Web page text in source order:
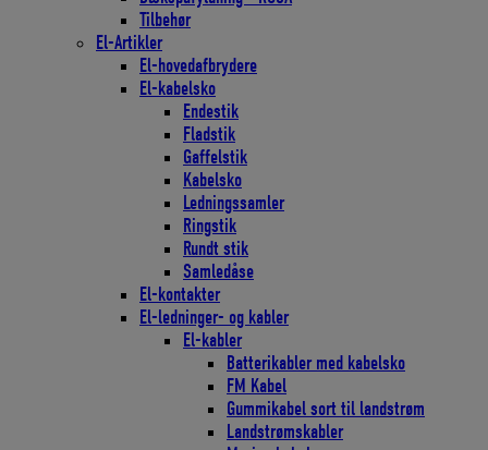
Tilbehør
El-Artikler
El-hovedafbrydere
El-kabelsko
Endestik
Fladstik
Gaffelstik
Kabelsko
Ledningssamler
Ringstik
Rundt stik
Samledåse
El-kontakter
El-ledninger- og kabler
El-kabler
Batterikabler med kabelsko
FM Kabel
Gummikabel sort til landstrøm
Landstrømskabler